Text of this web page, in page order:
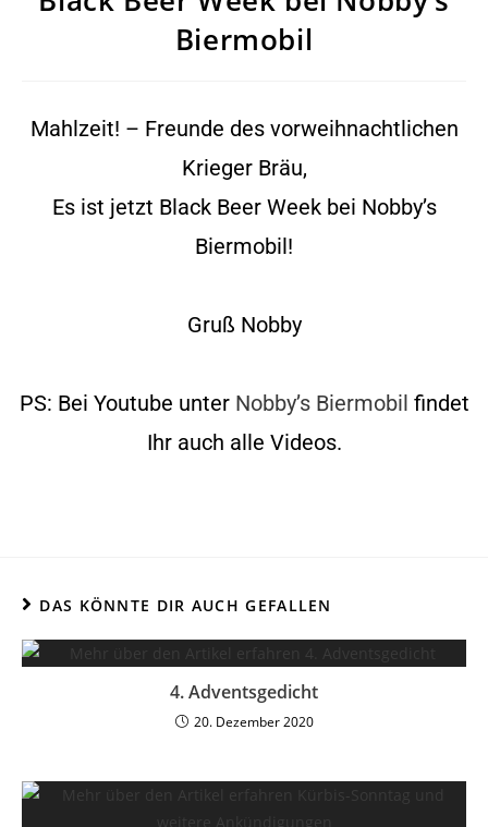
Biermobil
Mahlzeit! – Freunde des vorweihnachtlichen
Krieger Bräu,
Es ist jetzt Black Beer Week bei Nobby’s
Biermobil!
Gruß Nobby
PS: Bei Youtube unter Nobby’s Biermobil findet
Ihr auch alle Videos.
DAS KÖNNTE DIR AUCH GEFALLEN
4. Adventsgedicht
20. Dezember 2020